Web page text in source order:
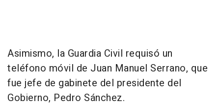
Asimismo, la Guardia Civil requisó un
teléfono móvil de Juan Manuel Serrano, que
fue jefe de gabinete del presidente del
Gobierno, Pedro Sánchez.